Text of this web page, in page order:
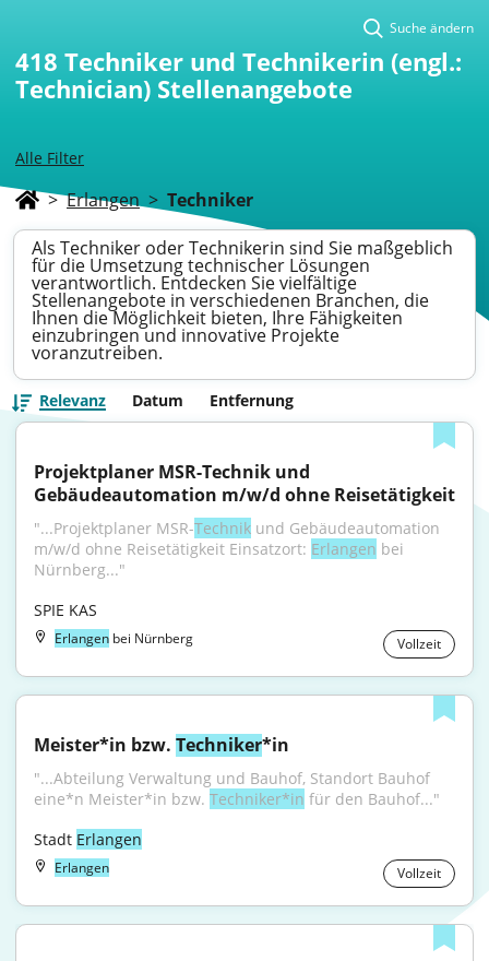
Alle Filter
Suche ändern
418 Techniker und Technikerin (engl.:
Technician) Stellenangebote
> Erlangen > Techniker
Als Techniker oder Technikerin sind Sie maßgeblich
für die Umsetzung technischer Lösungen
verantwortlich. Entdecken Sie vielfältige
Stellenangebote in verschiedenen Branchen, die
Ihnen die Möglichkeit bieten, Ihre Fähigkeiten
einzubringen und innovative Projekte
voranzutreiben.
Relevanz Datum Entfernung
Projektplaner MSR-Technik und
Gebäudeautomation m/w/d ohne Reisetätigkeit
"...Projektplaner MSR-Technik und Gebäudeautomation
m/w/d ohne Reisetätigkeit Einsatzort: Erlangen bei
Nürnberg..."
SPIE KAS
Erlangen bei Nürnberg Vollzeit
Meister*in bzw. Techniker*in
"...Abteilung Verwaltung und Bauhof, Standort Bauhof
eine*n Meister*in bzw. Techniker*in für den Bauhof..."
Stadt Erlangen
Erlangen Vollzeit